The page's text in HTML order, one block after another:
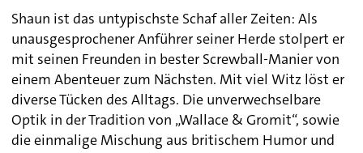
Shaun ist das untypischste Schaf aller Zeiten: Als
unausgesprochener Anführer seiner Herde stolpert er
mit seinen Freunden in bester Screwball-Manier von
einem Abenteuer zum Nächsten. Mit viel Witz löst er
diverse Tücken des Alltags. Die unverwechselbare
Optik in der Tradition von „Wallace & Gromit“, sowie
die einmalige Mischung aus britischem Humor und